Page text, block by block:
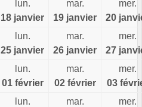
lun.
18 janvier
mar.
19 janvier
mer.
20
lun.
25 janvier
mar.
26 janvier
mer.
27
lun.
01 février
mar.
02 février
mer.
03
lun.
mar.
mer.